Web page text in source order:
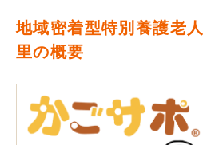
地域密着型特別養護老
里の概要